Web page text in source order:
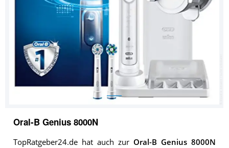
Oral-B Genius 8000N
TopRatgeber24.de hat auch zur Oral-B Genius 8000N